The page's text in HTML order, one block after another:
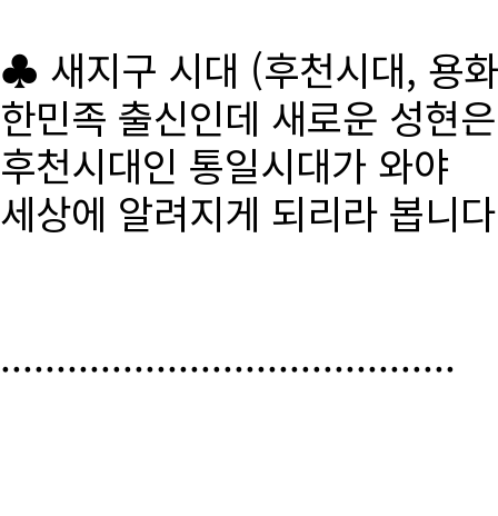
♣ 새지구 시대 (후천시대, 용
한민족 출신인데 새로운 성현
후천시대인 통일시대가 와야
세상에 알려지게 되리라 봅니
.........................................